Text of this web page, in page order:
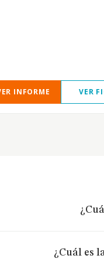
INFORME VER
¿Cuál es